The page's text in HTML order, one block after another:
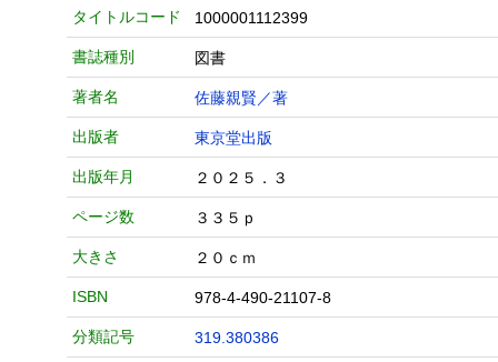
タイトルコード 1000001112399
書誌種別 図書
著者名 佐藤親賢／著
出版者 東京堂出版
出版年月 ２０２５．３
ページ数 ３３５ｐ
大きさ ２０ｃｍ
ISBN 978-4-490-21107-8
分類記号 319.380386